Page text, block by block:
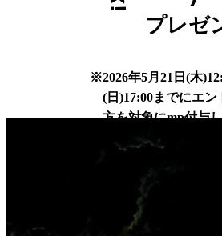
プレゼ
※2026年5月21日(木
(日)17:00までにエン
方を対象にmp付与